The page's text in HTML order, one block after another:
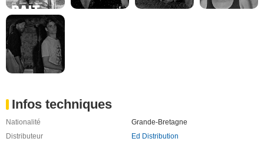
Infos techniques
Nationalité
Grande-Bretagne
Distributeur
Ed Distribution